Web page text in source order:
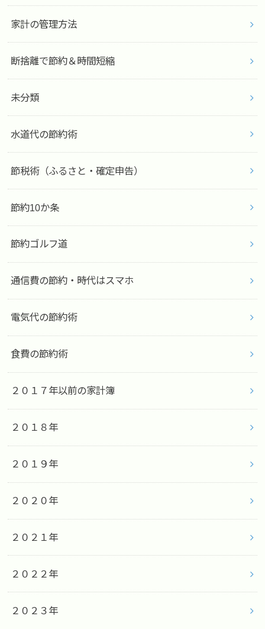
家計の管理方法
断捨離で節約＆時間短縮
未分類
水道代の節約術
節税術（ふるさと・確定申告）
節約10か条
節約ゴルフ道
通信費の節約・時代はスマホ
電気代の節約術
食費の節約術
２０１７年以前の家計簿
２０１８年
２０１９年
２０２０年
２０２１年
２０２２年
２０２３年